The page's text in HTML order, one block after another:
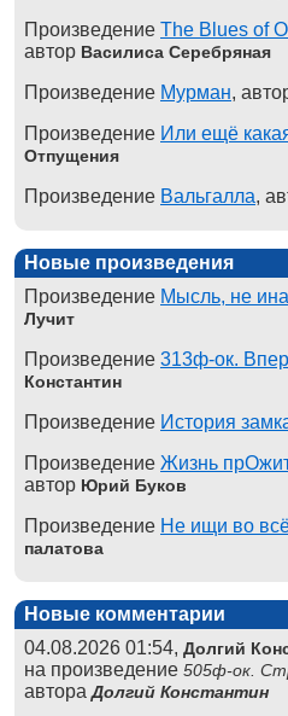
Произведение The Blues of
автор Василиса Серебряная
Произведение Мурман,
Произведение Или ещё
Отпущения
Произведение Вальгалла,
Новые произведения
Произведение Мысль, не
Лучит
Произведение 313ф-ок.
Константин
Произведение История
Произведение Жизнь
автор Юрий Буков
Произведение Не ищи во
палатова
Новые комментарии
04.08.2026 01:54, Долгий
на произведение 505ф-ок.
автораДолгий Константин